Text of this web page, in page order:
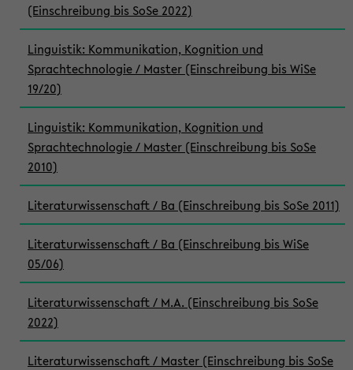
(Einschreibung bis SoSe 2022)
Linguistik: Kommunikation, Kognition und
Sprachtechnologie / Master (Einschreibung bis WiSe
19/20)
Linguistik: Kommunikation, Kognition und
Sprachtechnologie / Master (Einschreibung bis SoSe
2010)
Literaturwissenschaft / Ba (Einschreibung bis SoSe 2011)
Literaturwissenschaft / Ba (Einschreibung bis WiSe
05/06)
Literaturwissenschaft / M.A. (Einschreibung bis SoSe
2022)
Literaturwissenschaft / Master (Einschreibung bis SoSe